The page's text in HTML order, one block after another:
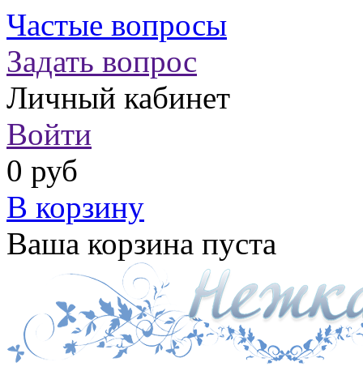
Частые вопросы
Задать вопрос
Личный кабинет
Войти
0 руб
В корзину
Ваша корзина пуста